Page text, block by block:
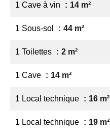
1 Cave à vin 14 m²
1 Sous-sol 44 m²
1 Toilettes 2 m²
1 Cave 14 m²
1 Local technique 16 m²
1 Local technique 19 m²